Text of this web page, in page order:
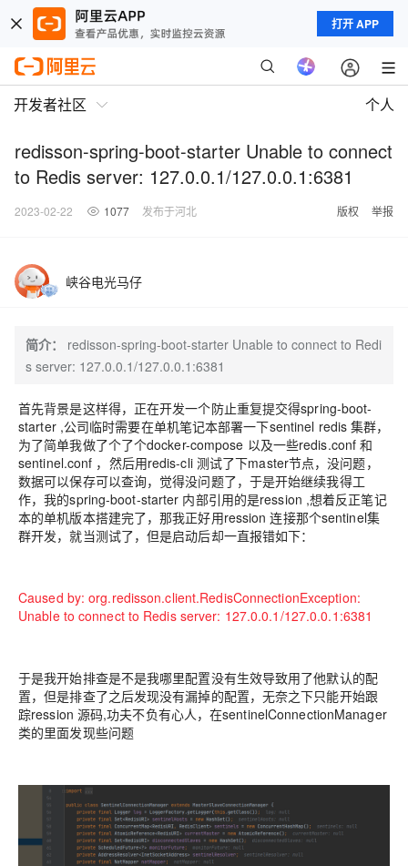
打开 APP
开发者社区 个人
redisson-spring-boot-starter Unable to connect
to Redis server: 127.0.0.1/127.0.0.1:6381
2023-02-22 1077 发布于河北 版权 举报
峡谷电光马仔
简介：
redisson-spring-boot-starter Unable to connect to Redi
s server: 127.0.0.1/127.0.0.1:6381
首先背景是这样得，正在开发一个防止重复提交得spring-boot-
starter ,公司临时需要在单机笔记本部署一下sentinel redis 集群，
为了简单我做了个了个docker-compose 以及一些redis.conf 和
sentinel.conf ，然后用redis-cli 测试了下master节点，没问题，
数据可以保存可以查询，觉得没问题了，于是开始继续我得工
作，我的spring-boot-starter 内部引用的是ression ,想着反正笔记
本的单机版本搭建完了，那我正好用ression 连接那个sentinel集
群开发，就当测试了，但是启动后却一直报错如下：
Caused by: org.redisson.client.RedisConnectionException:
Unable to connect to Redis server: 127.0.0.1/127.0.0.1:6381
于是我开始排查是不是我哪里配置没有生效导致用了他默认的配
置，但是排查了之后发现没有漏掉的配置，无奈之下只能开始跟
踪ression 源码,功夫不负有心人，在sentinelConnectionManager
类的里面发现些问题